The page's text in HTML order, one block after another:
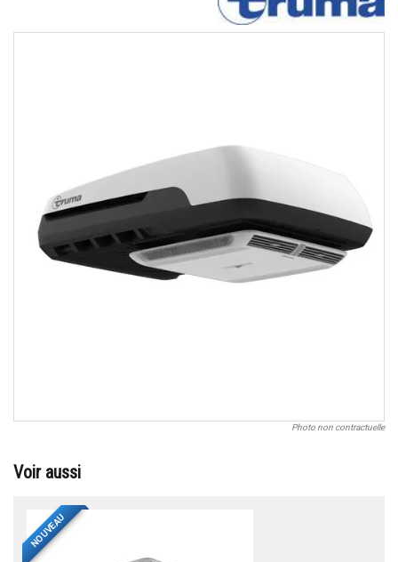
Photo non contractuelle
Voir aussi
NOUVEAU